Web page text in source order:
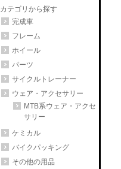
カテゴリから探す
完成車
フレーム
ホイール
パーツ
サイクルトレーナー
ウェア・アクセサリー
MTB系ウェア・アクセ
サリー
ケミカル
バイクパッキング
その他の用品